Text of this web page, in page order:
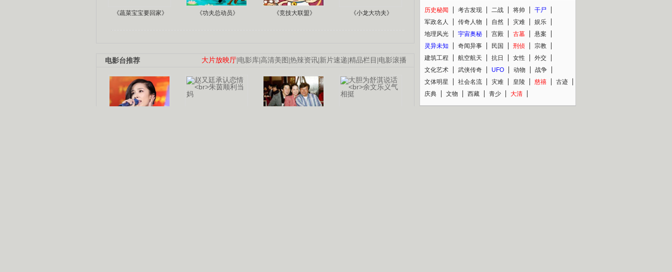
《蔬菜宝宝要回家》 《功夫总动员》 《竞技大联盟》 《小龙大功夫》
大片放映厅|电影库|高清美图 |热辣资讯|新片速递|精品栏目 |电影滚播
电影台推荐
历史秘闻 考古发现 二战 将帅
干尸
军政名人
传奇人物 自然 灾难
娱乐
地理风光
宇宙奥秘 宫殿 古墓
悬案
灵异未知
奇闻异事 民国 刑侦
宗教
建筑工程
航空航天 抗日 女性
外交
文化艺术
武侠传奇 UFO 动物
战争
文体明星
社会名流 灾难 皇陵 慈禧
古迹
庆典
文物 西藏 青少 大清